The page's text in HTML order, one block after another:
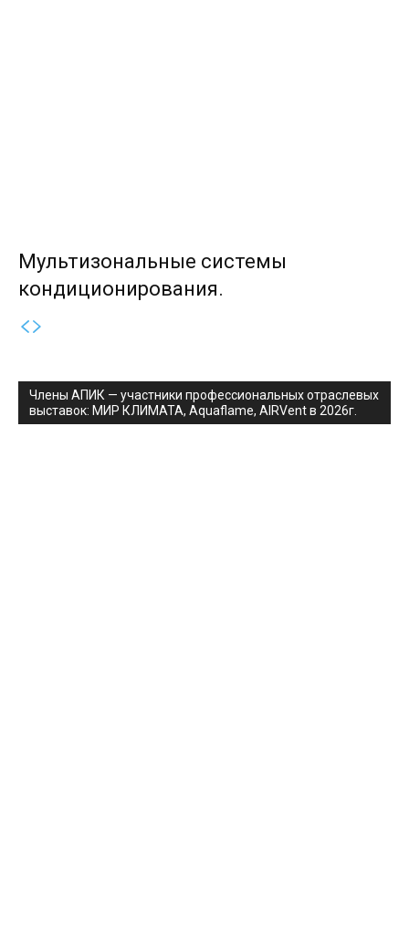
Мультизональные системы
кондиционирования.
Члены АПИК — участники профессиональных отраслевых
выставок: МИР КЛИМАТА, Aquaflame, AIRVent в 2026г.